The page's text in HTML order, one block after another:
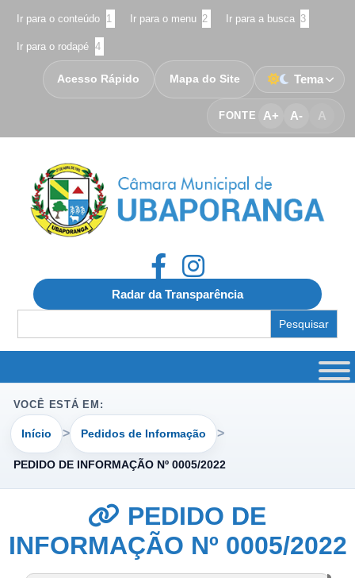
Ir para o conteúdo 1 Ir para o menu 2 Ir para a busca 3
Ir para o rodapé 4
FONTE A+ A- A
Acesso Rápido Mapa do Site Tema
Radar da Transparência
for:
VOCÊ ESTÁ EM:
Início Pedidos de Informação
PEDIDO DE INFORMAÇÃO Nº 0005/2022
PEDIDO DE
INFORMAÇÃO Nº 0005/2022